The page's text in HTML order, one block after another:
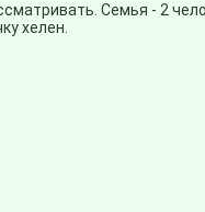
Семья - 2
хелен.